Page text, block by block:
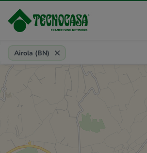
Provincia, comune, zona, riferimento
Airola (BN)